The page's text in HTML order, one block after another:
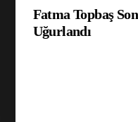
Fatma Topbaş
Uğurlandı